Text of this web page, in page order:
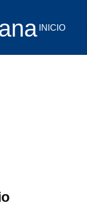
INICIO